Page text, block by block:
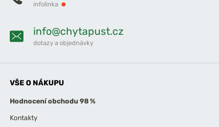
infolinka
info@chytapust.cz
dotazy a objednávky
VŠE O NÁKUPU
Hodnocení obchodu 98 %
Kontakty